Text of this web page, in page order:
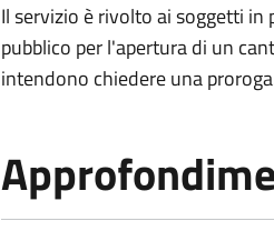
Il servizio è rivolto ai soggetti in
pubblico per l'apertura di un
intendono chiedere una